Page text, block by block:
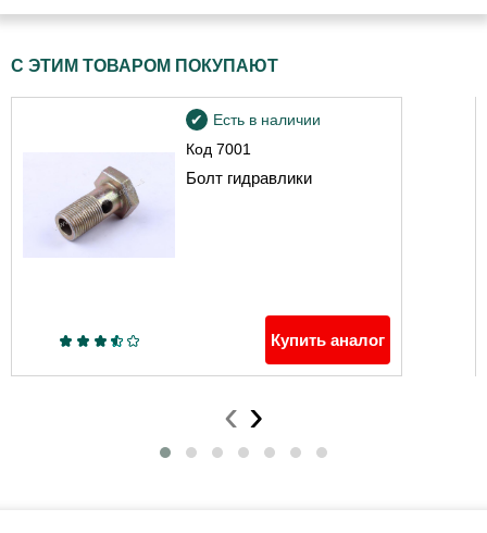
С ЭТИМ ТОВАРОМ ПОКУПАЮТ
Код 7001
Есть в наличии
Болт гидравлики
Купить аналог
‹ ›